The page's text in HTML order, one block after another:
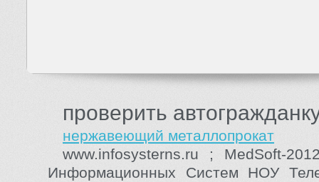
проверить
нержавеющий металлопрокат
www.infosysterns.ru ; MedSoft-
Информационных Систем НОУ